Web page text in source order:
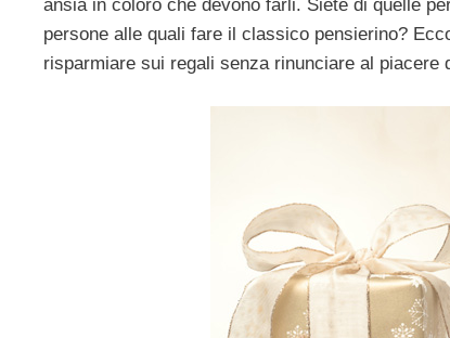
ansia in coloro che devono farli. Siete di quelle
persone alle quali fare il classico pensierino?
risparmiare sui regali senza rinunciare al